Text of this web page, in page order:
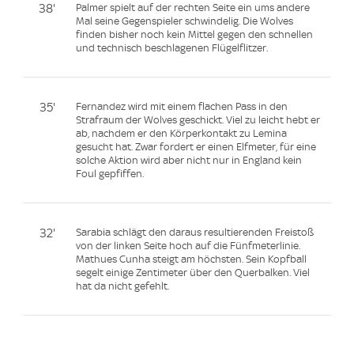
38'
Palmer spielt auf der rechten Seite ein ums andere
Mal seine Gegenspieler schwindelig. Die Wolves
finden bisher noch kein Mittel gegen den schnellen
und technisch beschlagenen Flügelflitzer.
35'
Fernandez wird mit einem flachen Pass in den
Strafraum der Wolves geschickt. Viel zu leicht hebt er
ab, nachdem er den Körperkontakt zu Lemina
gesucht hat. Zwar fordert er einen Elfmeter, für eine
solche Aktion wird aber nicht nur in England kein
Foul gepfiffen.
32'
Sarabia schlägt den daraus resultierenden Freistoß
von der linken Seite hoch auf die Fünfmeterlinie.
Mathues Cunha steigt am höchsten. Sein Kopfball
segelt einige Zentimeter über den Querbalken. Viel
hat da nicht gefehlt.